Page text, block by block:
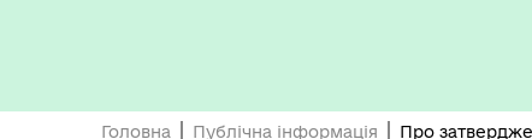
Головна Публічна інформація Про